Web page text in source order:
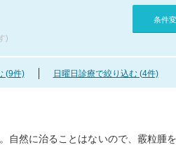
)
条件
(9件) 日曜日診療で絞り込む (4件)
自然に治ることはないので、霰粒腫